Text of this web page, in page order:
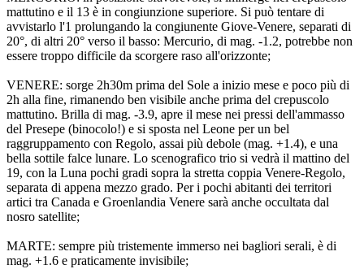
mattutino e il 13 è in congiunzione superiore. Si può tentare di
avvistarlo l'1 prolungando la congiunente Giove-Venere, separati di
20°, di altri 20° verso il basso: Mercurio, di mag. -1.2, potrebbe non
essere troppo difficile da scorgere raso all'orizzonte;
VENERE: sorge 2h30m prima del Sole a inizio mese e poco più di
2h alla fine, rimanendo ben visibile anche prima del crepuscolo
mattutino. Brilla di mag. -3.9, apre il mese nei pressi dell'ammasso
del Presepe (binocolo!) e si sposta nel Leone per un bel
raggruppamento con Regolo, assai più debole (mag. +1.4), e una
bella sottile falce lunare. Lo scenografico trio si vedrà il mattino del
19, con la Luna pochi gradi sopra la stretta coppia Venere-Regolo,
separata di appena mezzo grado. Per i pochi abitanti dei territori
artici tra Canada e Groenlandia Venere sarà anche occultata dal
nosro satellite;
MARTE: sempre più tristemente immerso nei bagliori serali, è di
mag. +1.6 e praticamente invisibile;